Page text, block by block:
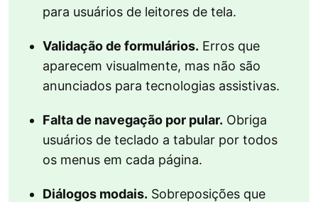
para usuários de leitores de tela.
Validação de formulários. Erros que
aparecem visualmente, mas não são
anunciados para tecnologias assistivas.
Falta de navegação por pular. Obriga
usuários de teclado a tabular por todos
os menus em cada página.
Diálogos modais. Sobreposições que